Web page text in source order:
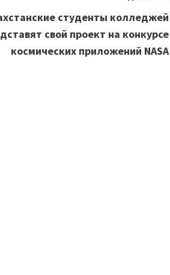
студенты колледжей
свой проект на конкурсе
космических приложений NASA